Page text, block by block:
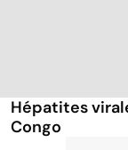
Hépatites
Congo